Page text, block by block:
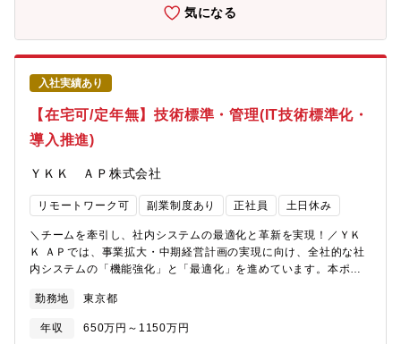
気になる
入社実績あり
【在宅可/定年無】技術標準・管理(IT技術標準化・
導入推進)
ＹＫＫ ＡＰ株式会社
リモートワーク可 副業制度あり 正社員 土日休み
＼チームを牽引し、社内システムの最適化と革新を実現！／ＹＫ
Ｋ ＡＰでは、事業拡大・中期経営計画の実現に向け、全社的な社
内システムの「機能強化」と「最適化」を進めています。本ポジ
ただきます。【組織のミッション】当社ではグローバルIT本部
(Global Information Technology)とTRI（Technology Risk &
Innovation）統括部の大きく2つのIT関連組織がございます。業務
勤務地 東京都
年収 650万円～1150万円